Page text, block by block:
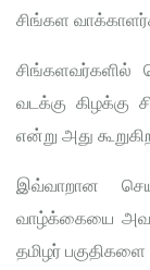
சிங்கள
சிங்களவர்களில்
வடக்கு
என்று அது
இவ்வாறான
வாழ்க்கையை
தமிழர்